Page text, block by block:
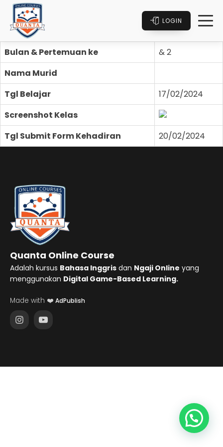
LOGIN
Bulan & Pertemuan ke
& 2
Nama Murid
Tgl Belajar
17/02/2024
Screenshot Kelas
Tgl Submit Form Kehadiran
20/02/2024
Quanta Online Course
Adalah kursus Bahasa Inggris dan Ngaji Online yang
menggunakan Digital Game-Based Learning.
Made with ❤️ AdPublish